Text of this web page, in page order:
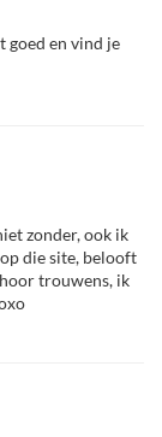
goed en vind je
zonder, ook ik
die site, belooft
trouwens, ik